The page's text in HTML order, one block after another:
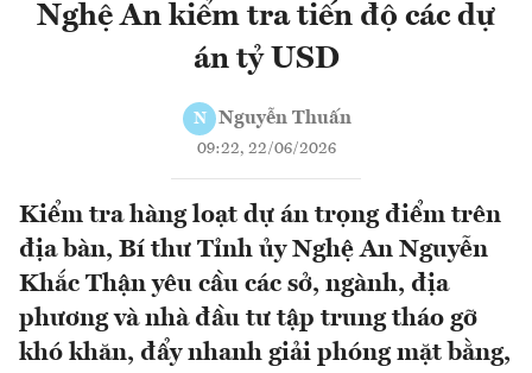
Nghệ An kiểm tra tiến độ các dự
án tỷ USD
N Nguyễn Thuấn
09:22, 22/06/2026
Kiểm tra hàng loạt dự án trọng điểm trên
địa bàn, Bí thư Tỉnh ủy Nghệ An Nguyễn
Khắc Thận yêu cầu các sở, ngành, địa
phương và nhà đầu tư tập trung tháo gỡ
khó khăn, đẩy nhanh giải phóng mặt bằng,